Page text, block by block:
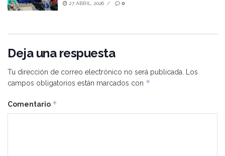
27 ABRIL, 2026 0
Deja una respuesta
Tu dirección de correo electrónico no será publicada.
Los
campos obligatorios están marcados con *
Comentario *